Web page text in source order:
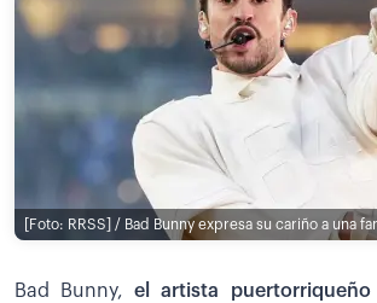
[Foto: RRSS] / Bad Bunny expresa su cariño a una
Bad Bunny,el artista